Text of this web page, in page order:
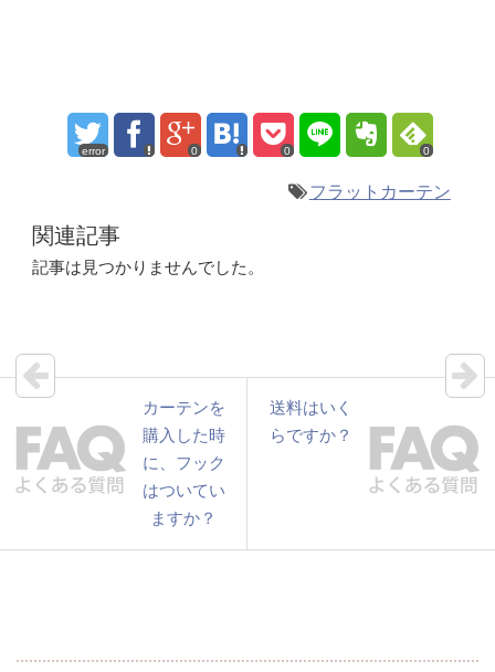
error 0 0 0
フラットカーテン
関連記事
記事は見つかりませんでした。
カーテンを
購入した時
に、フック
はついてい
ますか？
送料はいく
らですか？